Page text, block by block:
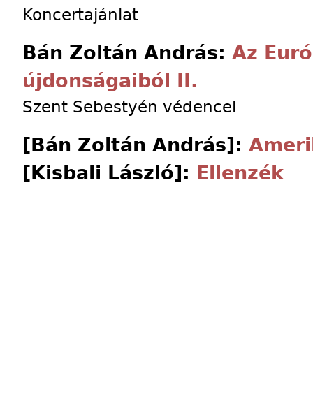
Koncertajánlat
Bán Zoltán András: Az
újdonságaiból II.
Szent Sebestyén védencei
[Bán Zoltán András]:
[Kisbali László]: Ellenzék